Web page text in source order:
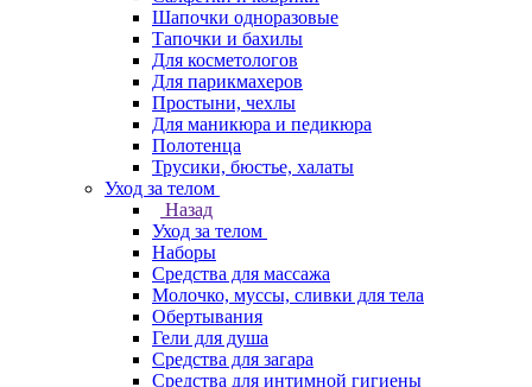
Шапочки одноразовые
Тапочки и бахилы
Для косметологов
Для парикмахеров
Простыни, чехлы
Для маникюра и педикюра
Полотенца
Трусики, бюстье, халаты
Уход за телом
Назад
Уход за телом
Наборы
Средства для массажа
Молочко, муссы, сливки для тела
Обертывания
Гели для душа
Средства для загара
Средства для интимной гигиены